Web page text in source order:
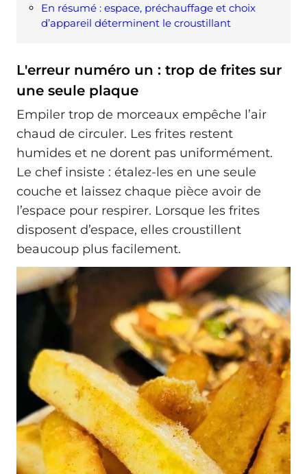
En résumé : espace, préchauffage et choix
d’appareil déterminent le croustillant
L'erreur numéro un : trop de frites sur
une seule plaque
Empiler trop de morceaux empêche l’air
chaud de circuler. Les frites restent
humides et ne dorent pas uniformément.
Le chef insiste : étalez-les en une seule
couche et laissez chaque pièce avoir de
l’espace pour respirer. Lorsque les frites
disposent d’espace, elles croustillent
beaucoup plus facilement.